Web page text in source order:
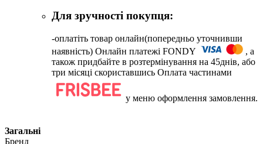
Для зручності покупця:
-оплатіть товар онлайн(попередньо уточнивши
наявність) Онлайн платежі FONDY
, а
також придбайте в розтермінування на 45днів, або
три місяці скориставшись Оплата частинами
у меню оформлення замовлення.
Загальні
Бренд